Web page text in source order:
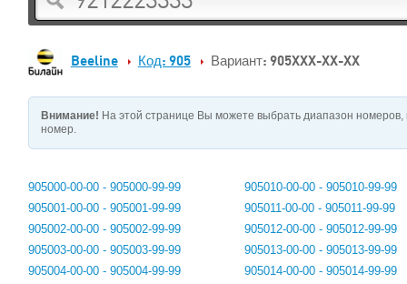
Beeline Код: 905 Вариант: 905XXX-XX-XX
Внимание! На этой странице Вы можете выбрать диапазон
номер.
905000-00-00 - 905000-99-99
905001-00-00 - 905001-99-99
905002-00-00 - 905002-99-99
905003-00-00 - 905003-99-99
905004-00-00 - 905004-99-99
905010-00-00 - 905010-99-99
905011-00-00 - 905011-99-99
905012-00-00 - 905012-99-99
905013-00-00 - 905013-99-99
905014-00-00 - 905014-99-99